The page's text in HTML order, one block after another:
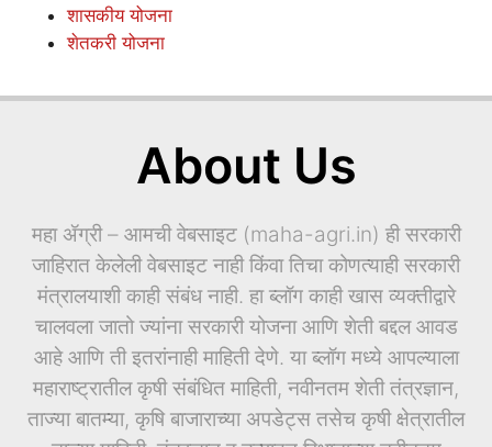
शासकीय योजना
शेतकरी योजना
About Us
महा ॲग्री – आमची वेबसाइट (maha-agri.in) ही सरकारी
जाहिरात केलेली वेबसाइट नाही किंवा तिचा कोणत्याही सरकारी
मंत्रालयाशी काही संबंध नाही. हा ब्लॉग काही खास व्यक्तीद्वारे
चालवला जातो ज्यांना सरकारी योजना आणि शेती बद्दल आवड
आहे आणि ती इतरांनाही माहिती देणे. या ब्लॉग मध्ये आपल्याला
महाराष्ट्रातील कृषी संबंधित माहिती, नवीनतम शेती तंत्रज्ञान,
ताज्या बातम्या, कृषि बाजाराच्या अपडेट्स तसेच कृषी क्षेत्रातील